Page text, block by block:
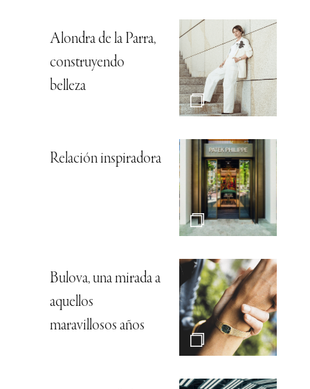
Alondra de la Parra,
construyendo
belleza
Relación inspiradora
Bulova, una mirada a
aquellos
maravillosos años